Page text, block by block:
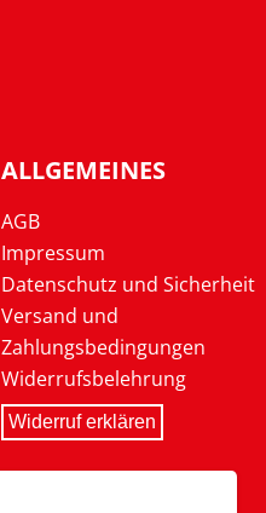
ALLGEMEINES
AGB
Impressum
Datenschutz und Sicherheit
Versand und
Zahlungsbedingungen
Widerrufsbelehrung
Widerruf erklären